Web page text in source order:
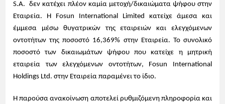
S.A. δεν κατέχει πλέον καμία μετοχή/δικαιώματα ψήφου στην
Εταιρεία. Η Fosun International Limited κατείχε άμεσα και
έμμεσα μέσω θυγατρικών της εταιρειών και ελεγχόμενων
οντοτήτων της ποσοστό 16,369% στην Εταιρεία. Το συνολικό
ποσοστό των δικαιωμάτων ψήφου που κατείχε η μητρική
εταιρεία των ελεγχόμενων οντοτήτων, Fosun
International
Holdings Ltd. στην Εταιρεία παραμένει το ίδιο.
Η παρούσα ανακοίνωση αποτελεί ρυθμιζόμενη πληροφορία και